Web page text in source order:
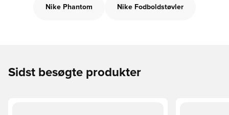
Nike Phantom Nike Fodboldstøvler
Sidst besøgte produkter